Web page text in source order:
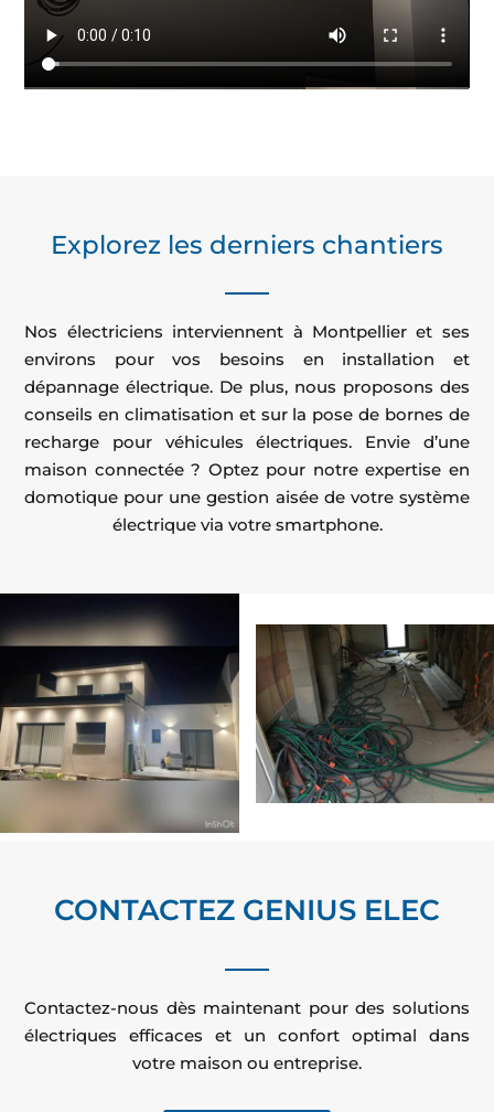
Explorez les derniers chantiers
Nos électriciens interviennent à Montpellier et ses
environs pour vos besoins en installation et
dépannage électrique. De plus, nous proposons des
conseils en climatisation et sur la pose de bornes de
recharge pour véhicules électriques. Envie d’une
maison connectée ? Optez pour notre expertise en
domotique pour une gestion aisée de votre système
électrique via votre smartphone.
CONTACTEZ GENIUS ELEC
Contactez-nous dès maintenant pour des solutions
électriques efficaces et un confort optimal dans
votre maison ou entreprise.